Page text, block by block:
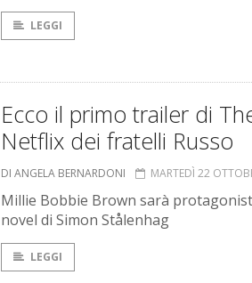
LEGGI
Ecco il primo trailer di
Netflix dei fratelli Russo
DI ANGELA BERNARDONI MARTEDÌ 22
Millie Bobbie Brown sarà
novel di Simon Stålenhag
LEGGI